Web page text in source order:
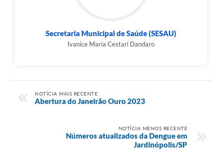
Secretaria Municipal de Saúde (SESAU)
Ivanice Maria Cestari Dandaro
NOTÍCIA MAIS RECENTE
Abertura do Janeirão Ouro 2023
NOTÍCIA MENOS RECENTE
Números atualizados da Dengue em
Jardinópolis/SP